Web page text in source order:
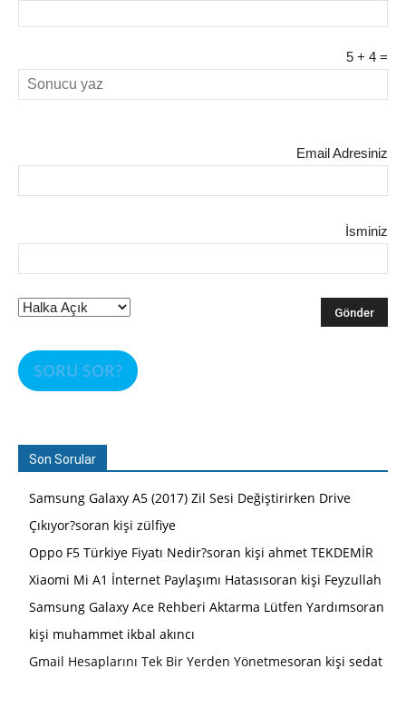
5 + 4 =
Email Adresiniz
İsminiz
SORU SOR?
Son Sorular
Samsung Galaxy A5 (2017) Zil Sesi Değiştirirken Drive
Çıkıyor?soran kişi zülfiye
Oppo F5 Türkiye Fiyatı Nedir?soran kişi ahmet TEKDEMİR
Xiaomi Mi A1 İnternet Paylaşımı Hatasısoran kişi Feyzullah
Samsung Galaxy Ace Rehberi Aktarma Lütfen Yardımsoran
kişi muhammet ikbal akıncı
Gmail Hesaplarını Tek Bir Yerden Yönetmesoran kişi sedat